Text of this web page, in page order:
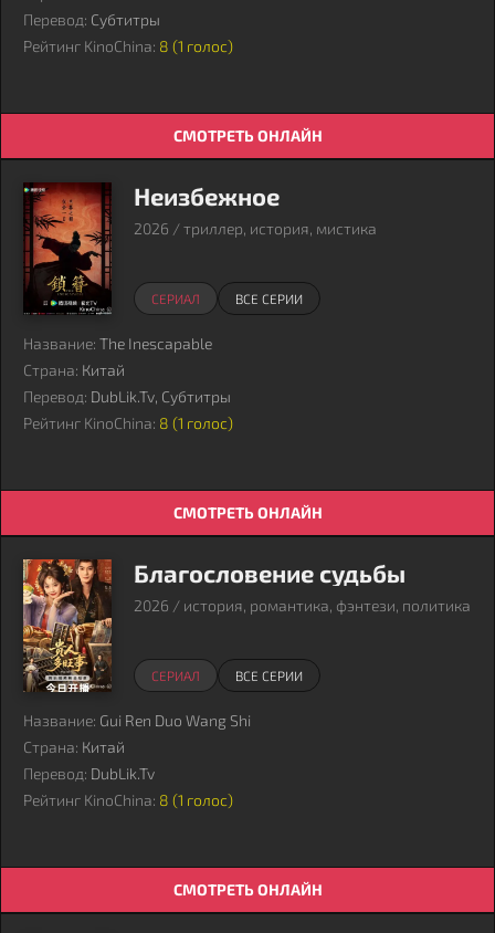
Перевод: Субтитры
Рейтинг KinoChina: 8 (1 голос)
СМОТРЕТЬ ОНЛАЙН
Неизбежное
2026 / триллер, история, мистика
СЕРИАЛ ВСЕ СЕРИИ
Название: The Inescapable
Страна: Китай
Перевод: DubLik.Tv, Субтитры
Рейтинг KinoChina: 8 (1 голос)
СМОТРЕТЬ ОНЛАЙН
Благословение судьбы
2026 / история, романтика, фэнтези, политика
СЕРИАЛ ВСЕ СЕРИИ
Название: Gui Ren Duo Wang Shi
Страна: Китай
Перевод: DubLik.Tv
Рейтинг KinoChina: 8 (1 голос)
СМОТРЕТЬ ОНЛАЙН